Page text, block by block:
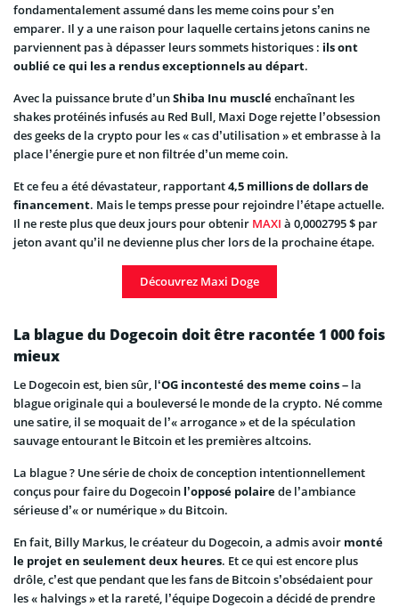
fondamentalement assumé dans les meme coins pour s’en
emparer. Il y a une raison pour laquelle certains jetons canins ne
parviennent pas à dépasser leurs sommets historiques : ils ont
oublié ce qui les a rendus exceptionnels au départ.
Avec la puissance brute d’unShiba Inu muscléenchaînant les
shakes protéinés infusés au Red Bull, Maxi Doge rejette l’obsession
des geeks de la crypto pour les « cas d’utilisation » et embrasse à la
place l’énergie pure et non filtrée d’un meme coin.
Et ce feu a été dévastateur, rapportant4,5 millions de dollars de
financement. Mais le temps presse pour rejoindre l’étape actuelle.
Il ne reste plus que deux jours pour obtenir MAXI à 0,0002795 $ par
jeton avant qu’il ne devienne plus cher lors de la prochaine étape.
Découvrez Maxi Doge
La blague du Dogecoin doit être racontée 1 000 fois
mieux
Le Dogecoin est, bien sûr, l‘OG incontesté des meme coins– la
blague originale qui a bouleversé le monde de la crypto. Né comme
une satire, il se moquait de l’« arrogance » et de la spéculation
sauvage entourant le Bitcoin et les premières altcoins.
La blague ? Une série de choix de conception intentionnellement
conçus pour faire du Dogecoin l’opposé polairede l’ambiance
sérieuse d’« or numérique » du Bitcoin.
En fait, Billy Markus, le créateur du Dogecoin, a admis avoir monté
le projet en seulement deux heures. Et ce qui est encore plus
drôle, c’est que pendant que les fans de Bitcoin s’obsédaient pour
les « halvings » et la rareté, l’équipe Dogecoin a décidé de prendre